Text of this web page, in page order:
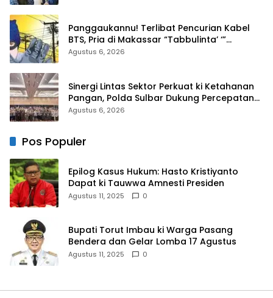
Panggaukannu! Terlibat Pencurian Kabel
BTS, Pria di Makassar “Tabbulinta’ ‘”
Disangkar Besi Polisi
Agustus 6, 2026
Sinergi Lintas Sektor Perkuat ki Ketahanan
Pangan, Polda Sulbar Dukung Percepatan
Cetak Sawah dan Mitigasi Kekeringan
Agustus 6, 2026
Pos Populer
Epilog Kasus Hukum: Hasto Kristiyanto
Dapat ki Tauwwa Amnesti Presiden
Agustus 11, 2025 0
Bupati Torut Imbau ki Warga Pasang
Bendera dan Gelar Lomba 17 Agustus
Agustus 11, 2025 0